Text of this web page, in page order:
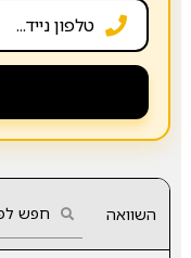
השוואה